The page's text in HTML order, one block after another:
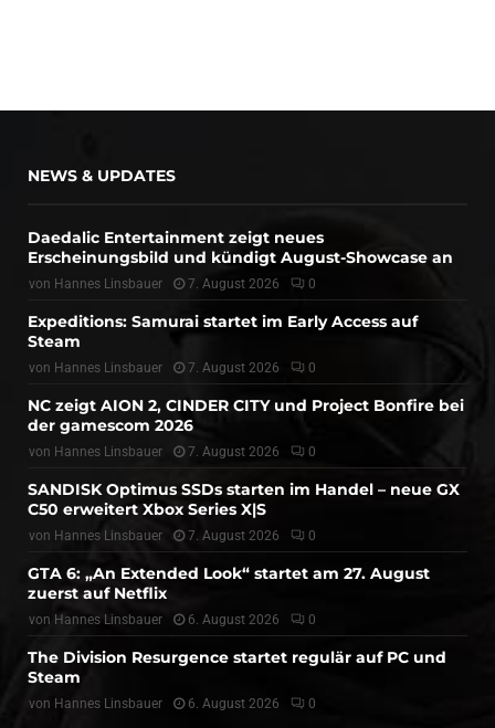
NEWS & UPDATES
Daedalic Entertainment zeigt neues
Erscheinungsbild und kündigt August-Showcase an
von Hannes Linsbauer 7. August 2026 0
Expeditions: Samurai startet im Early Access auf
Steam
von Hannes Linsbauer 7. August 2026 0
NC zeigt AION 2, CINDER CITY und Project Bonfire bei
der gamescom 2026
von Hannes Linsbauer 7. August 2026 0
SANDISK Optimus SSDs starten im Handel – neue GX
C50 erweitert Xbox Series X|S
von Hannes Linsbauer 7. August 2026 0
GTA 6: „An Extended Look“ startet am 27. August
zuerst auf Netflix
von Hannes Linsbauer 6. August 2026 0
The Division Resurgence startet regulär auf PC und
Steam
von Hannes Linsbauer 6. August 2026 0